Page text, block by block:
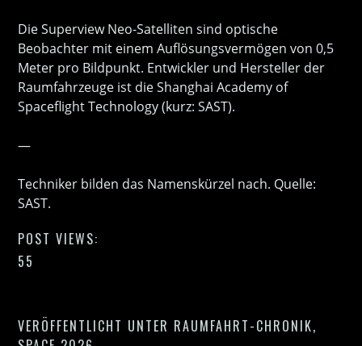
Die Superview Neo-Satelliten sind optische
Beobachter mit einem Auflösungsvermögen von 0,5
Meter pro Bildpunkt. Entwickler und Hersteller der
Raumfahrzeuge ist die Shanghai Academy of
Spaceflight Technology (kurz: SAST).
—
Techniker bilden das Namenskürzel nach. Quelle:
SAST.
POST VIEWS:
55
VERÖFFENTLICHT UNTER RAUMFAHRT-CHRONIK,